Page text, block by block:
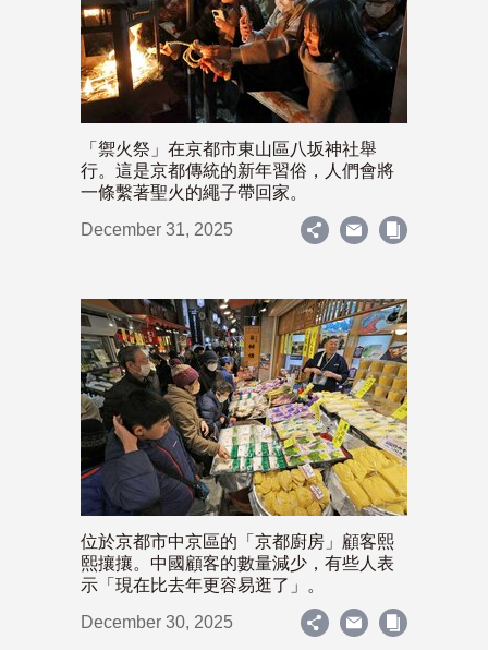
「禦火祭」在京都市東山區八坂神社舉
行。這是京都傳統的新年習俗，人們會將
一條繫著聖火的繩子帶回家。
December 31, 2025
位於京都市中京區的「京都廚房」顧客熙
熙攘攘。中國顧客的數量減少，有些人表
示「現在比去年更容易逛了」。
December 30, 2025